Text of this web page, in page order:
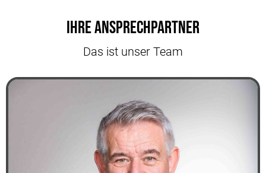
Ihre Ansprechpartner
Das ist unser Team